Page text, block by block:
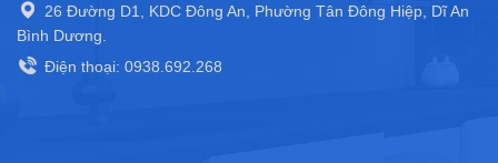
26 Đường D1, KDC Đông An, Phường Tân Đông Hiệp, Dĩ An
Bình Dương.
Điện thoại: 0938.692.268